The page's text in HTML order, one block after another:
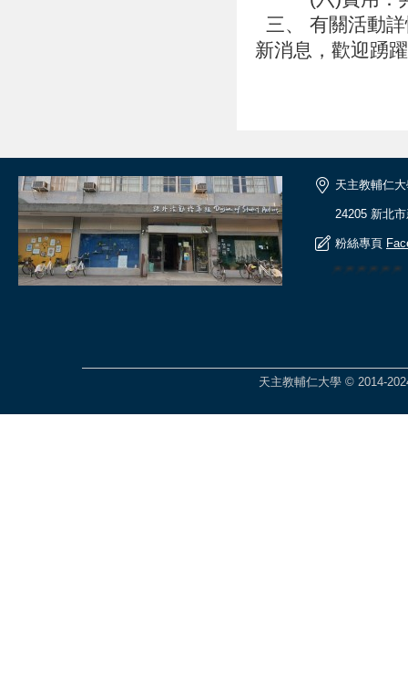
三、 有關活動
新消息，歡迎踴
天主教輔仁
24205 新北
粉絲專頁
天主教輔仁大學 © 2014-